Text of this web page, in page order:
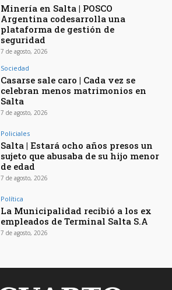
Minería en Salta | POSCO
Argentina codesarrolla una
plataforma de gestión de
seguridad
7 de agosto, 2026
Sociedad
Casarse sale caro | Cada vez se
celebran menos matrimonios en
Salta
7 de agosto, 2026
Policiales
Salta | Estará ocho años presos un
sujeto que abusaba de su hijo menor
de edad
7 de agosto, 2026
Política
La Municipalidad recibió a los ex
empleados de Terminal Salta S.A
7 de agosto, 2026